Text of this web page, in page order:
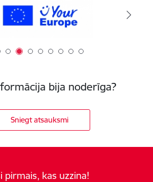
bija noderīga?
Sniegt atsauksmi
pirmais, kas uzzina!